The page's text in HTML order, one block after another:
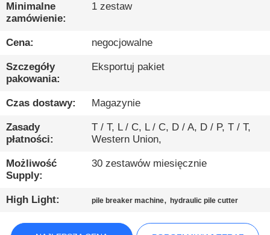
KONTROLA
JAKOŚCI
SKONTAKTUJ
SIĘ
Z
NAMI
POROZMAWIAJ
TERAZ
Minimalne
zamówienie:
1 zestaw
Cena: negocjowalne
Szczegóły
pakowania:
Eksportuj pakiet
Czas dostawy: Magazynie
Zasady
płatności:
T / T, L / C, L / C, D / A, D / P, T / T,
Western Union,
Możliwość
Supply:
30 zestawów miesięcznie
High Light: pile breaker machine,hydraulic pile cutter